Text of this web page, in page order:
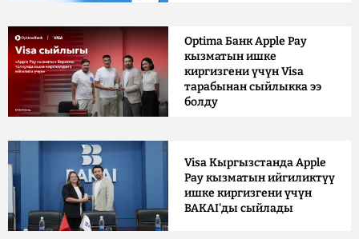
Optima Банк Apple Pay
кызматын ишке
киргизгени үчүн Visa
тарабынан сыйлыкка ээ
болду
Visa Кыргызстанда Apple
Pay кызматын ийгиликтүү
ишке киргизгени үчүн
BAKAI'ды сыйлады